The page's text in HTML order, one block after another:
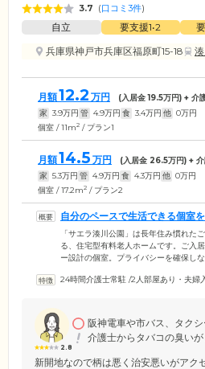
3.7 (口コミ3件)
自立 要支援1•2
兵庫県神戸市兵庫区福原町15-18
月額12.2 万円 (入居金19.5万円) + 介
家 3.9万円 管 4.9万円 食 3.4万円 他 0万円
個室 / 11m2 / プラン1
月額14.5 万円 (入居金 26.5万円) +
家 5.3万円 管 4.9万円 食 4.3万円 他 0万円
個室 / 17.2m2 / プラン2
自分のペースで生活できる個室
応できる環境です
「サエラ湊川公園」は長年住み慣れた
る、住宅型有料老人ホームです。ご入
ー設計の個室。プライバシーを確保し
部屋には、トイレ、洗面台、エアコン
の緊急時には、24時間常駐しているス
す。そのほか、地域の医療機関との連
問診療を実施しています。
24時間介護士常駐 /2人部屋あり・夫婦
2.8
阪神電車や市バス、タク
介護士からタバコの臭いが
新開地なので柄は悪く治安悪いがアク